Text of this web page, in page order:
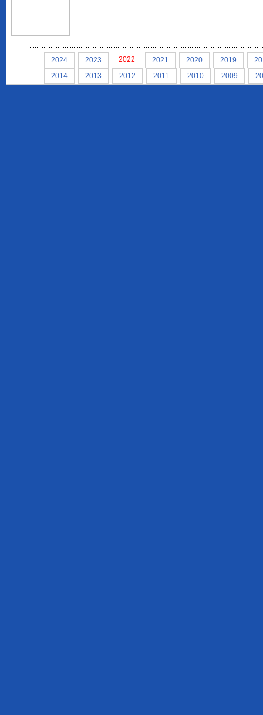
2024 2023 2022 2021 2020 2019
2014
2013 2012 2011 2010 2009